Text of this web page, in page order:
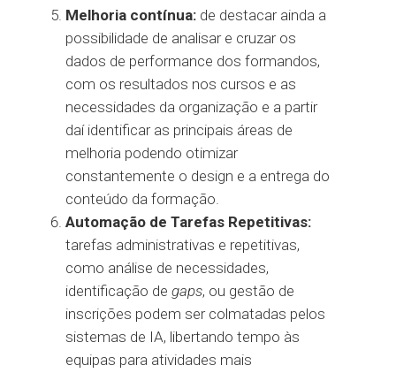
Melhoria contínua: de destacar ainda a
possibilidade de analisar e cruzar os
dados de performance dos formandos,
com os resultados nos cursos e as
necessidades da organização e a partir
daí identificar as principais áreas de
melhoria podendo otimizar
constantemente o design e a entrega do
conteúdo da formação.
Automação de Tarefas Repetitivas:
tarefas administrativas e repetitivas,
como análise de necessidades,
identificação de gaps, ou gestão de
inscrições podem ser colmatadas pelos
sistemas de IA, libertando tempo às
equipas para atividades mais